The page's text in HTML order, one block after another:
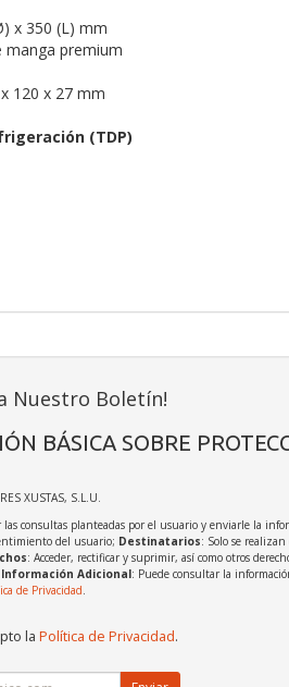
x 350 (L) mm
manga premium
120 x 27 mm
(TDP)
Nuestro Boletín!
BÁSICA SOBRE
XUSTAS, S.L.U.
las consultas planteadas por el usuario y enviarle la
del usuario; Destinatarios: Solo se
: Acceder, rectificar y suprimir, así como otros
Información Adicional: Puede consultar la
de Privacidad.
la Política de Privacidad.